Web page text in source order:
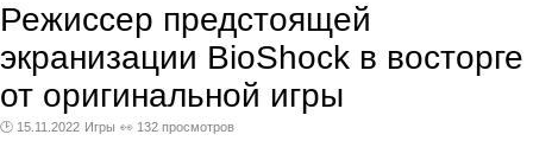
Режиссер предстоящей
экранизации BioShock в восторге
от оригинальной игры
🕑 15.11.2022 Игры 👀 132 просмотров